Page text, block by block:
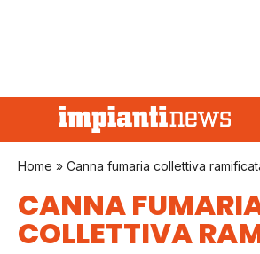
Home » Canna fumaria collettiva
CANNA
COLLETTIVA